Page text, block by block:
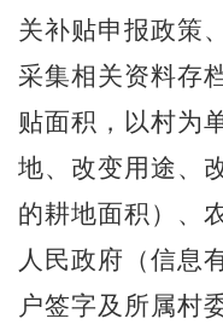
关补贴申报政策
采集相关资料存
贴面积，以村为
地、改变用途、
的耕地面积）、
人民政府（信息
户签字及所属村